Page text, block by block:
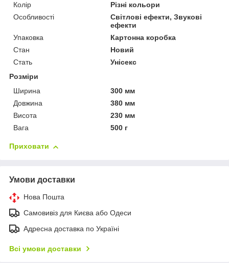
Колір
Різні кольори
Особливості
Світлові ефекти, Звукові
ефекти
Упаковка
Картонна коробка
Стан
Новий
Стать
Унісекс
Розміри
Ширина
300 мм
Довжина
380 мм
Висота
230 мм
Вага
500 г
Приховати
Умови доставки
Нова Пошта
Самовивіз для Києва або Одеси
Адресна доставка по Україні
Всі умови доставки